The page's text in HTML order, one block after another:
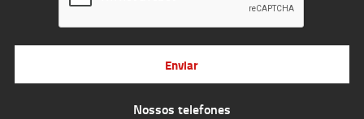
Nossos telefones
Enviar